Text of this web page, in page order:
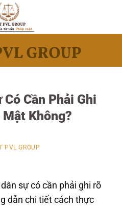
Cần Phải Ghi
Không?
PVL GROUP
dân sự có cần phải ghi rõ
dẫn chi tiết cách thực